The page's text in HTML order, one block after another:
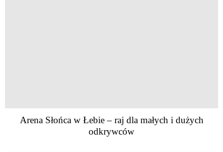
Arena Słońca w Łebie – raj dla małych i dużych
odkrywców